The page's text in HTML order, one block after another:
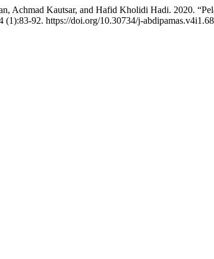
Achmad Kautsar, and Hafid Kholidi Hadi. 2020.
(1):83-92. https://doi.org/10.30734/j-